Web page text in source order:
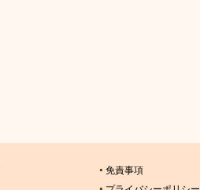
免責事項